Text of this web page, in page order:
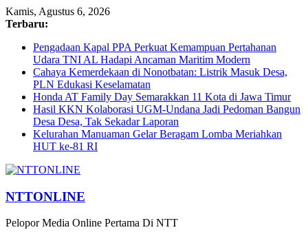
Kamis, Agustus 6, 2026
Terbaru:
Pengadaan Kapal PPA Perkuat Kemampuan Pertahanan
Udara TNI AL Hadapi Ancaman Maritim Modern
Cahaya Kemerdekaan di Nonotbatan: Listrik Masuk Desa,
PLN Edukasi Keselamatan
Honda AT Family Day Semarakkan 11 Kota di Jawa Timur
Hasil KKN Kolaborasi UGM-Undana Jadi Pedoman Bangun
Desa Desa, Tak Sekadar Laporan
Kelurahan Manuaman Gelar Beragam Lomba Meriahkan
HUT ke-81 RI
NTTONLINE
Pelopor Media Online Pertama Di NTT